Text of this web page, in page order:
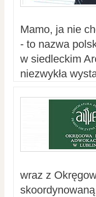
Mamo, ja nie
- to nazwa
w siedleckim
niezwykła
wraz z